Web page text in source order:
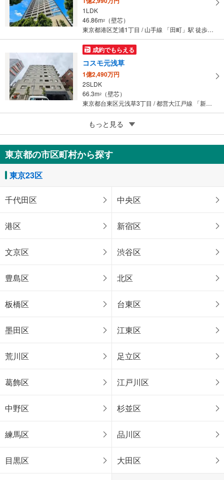
1LDK
46.86m2
（壁芯）
東京都港区芝浦1丁目 / 山手線 「田町」駅 徒歩10分
成約でもらえる
コスモ元浅草
1億2,490万円
2SLDK
66.3m2
（壁芯）
東京都台東区元浅草3丁目 / 都営大江戸線 「新御徒町」駅 徒歩5分
成約でもらえる
マイファリエ・エレガンテ
5,980万円
2LDK
成約でもらえる
5,780万円
もっと見る
東京都の市区町村から探す
東京23区
千代田区 中央区
港区 新宿区
文京区 渋谷区
豊島区 北区
板橋区 台東区
墨田区 江東区
荒川区 足立区
葛飾区 江戸川区
中野区 杉並区
練馬区 品川区
目黒区 大田区